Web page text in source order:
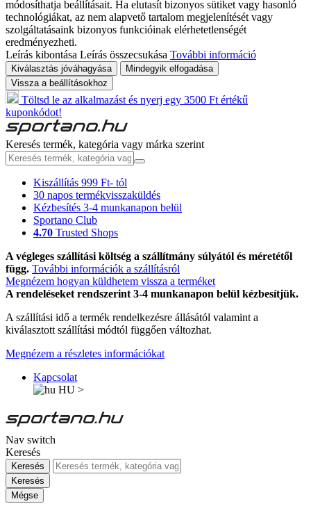
módosíthatja beállításait. Ha elutasít bizonyos sütiket vagy hasonló
technológiákat, az nem alapvető tartalom megjelenítését vagy
szolgáltatásaink bizonyos funkcióinak elérhetetlenségét
eredményezheti.
Leírás kibontása Leírás összecsukása További információ
Kiválasztás jóváhagyása
Mindegyik elfogadása
Vissza a beállításokhoz
Töltsd le az alkalmazást és nyerj egy 3500 Ft értékű
kuponkódot!
Keresés termék, kategória vagy márka szerint
Kiszállítás 999 Ft- tól
30 napos termékvisszaküldés
Kézbesítés 3-4 munkanapon belül
Sportano Club
4.70 Trusted Shops
A végleges szállítási költség a szállítmány súlyától és méretétől
függ. További információk a szállításról
Megnézem hogyan küldhetem vissza a terméket
A rendeléseket rendszerint 3-4 munkanapon belül kézbesítjük.
A szállítási idő a termék rendelkezésre állásától valamint a
kiválasztott szállítási módtól függően változhat.
Megnézem a részletes információkat
Kapcsolat
HU >
Nav switch
Keresés
Keresés
Keresés
Mégse